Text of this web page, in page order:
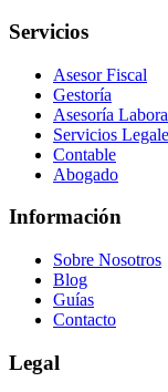
Servicios
Asesor Fiscal
Gestoría
Asesoría
Servicios
Contable
Abogado
Información
Sobre Nosotros
Blog
Guías
Contacto
Legal